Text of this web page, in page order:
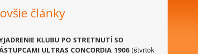
články
KLUBU PO STRETNUTÍ SO
ULTRAS CONCORDIA 1906 (štvrtok